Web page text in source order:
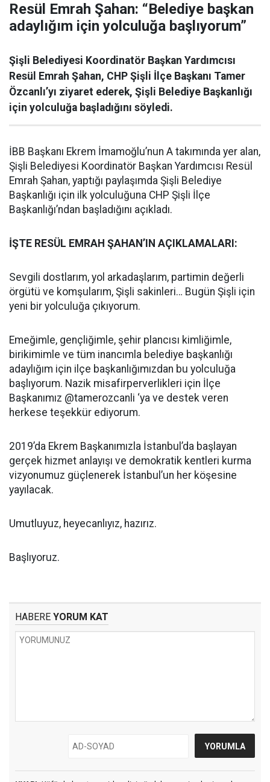
Resül Emrah Şahan: “Belediye başkan
adaylığım için yolculuğa başlıyorum”
Şişli Belediyesi Koordinatör Başkan Yardımcısı
Resül Emrah Şahan, CHP Şişli İlçe Başkanı Tamer
Özcanlı’yı ziyaret ederek, Şişli Belediye Başkanlığı
için yolculuğa başladığını söyledi.
İBB Başkanı Ekrem İmamoğlu’nun A takımında yer alan,
Şişli Belediyesi Koordinatör Başkan Yardımcısı Resül
Emrah Şahan, yaptığı paylaşımda Şişli Belediye
Başkanlığı için ilk yolculuğuna CHP Şişli İlçe
Başkanlığı’ndan başladığını açıkladı.
İŞTE RESÜL EMRAH ŞAHAN’IN AÇIKLAMALARI:
Sevgili dostlarım, yol arkadaşlarım, partimin değerli
örgütü ve komşularım, Şişli sakinleri… Bugün Şişli için
yeni bir yolculuğa çıkıyorum.
Emeğimle, gençliğimle, şehir plancısı kimliğimle,
birikimimle ve tüm inancımla belediye başkanlığı
adaylığım için ilçe başkanlığımızdan bu yolculuğa
başlıyorum. Nazik misafirperverlikleri için İlçe
Başkanımız @tamerozcanli ‘ya ve destek veren
herkese teşekkür ediyorum.
2019’da Ekrem Başkanımızla İstanbul’da başlayan
gerçek hizmet anlayışı ve demokratik kentleri kurma
vizyonumuz güçlenerek İstanbul’un her köşesine
yayılacak.
Umutluyuz, heyecanlıyız, hazırız.
Başlıyoruz.
HABERE YORUM KAT